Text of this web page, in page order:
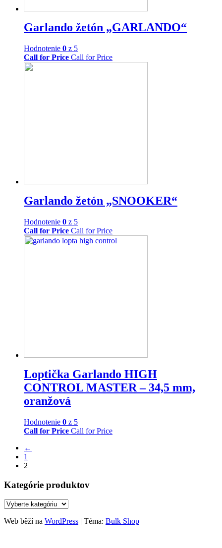
Garlando žetón „GARLANDO“
Hodnotenie 0 z 5
Call for Price Call for Price
Garlando žetón „SNOOKER“
Hodnotenie 0 z 5
Call for Price Call for Price
Loptička Garlando HIGH
CONTROL MASTER – 34,5 mm,
oranžová
Hodnotenie 0 z 5
Call for Price Call for Price
←
1
2
Kategórie produktov
Web běží na WordPress | Téma: Bulk Shop